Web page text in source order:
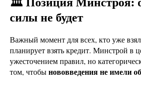
силы не будет
Важный момент для всех, кто уже
планирует взять кредит. Минстрой в
ужесточением правил, но
том, чтобынововведения не имели